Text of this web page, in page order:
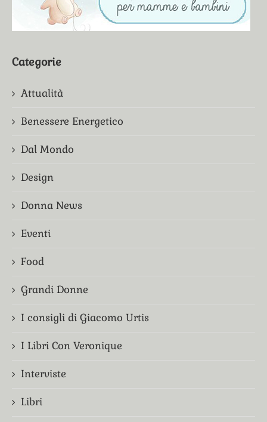
Categorie
Attualità
Benessere Energetico
Dal Mondo
Design
Donna News
Eventi
Food
Grandi Donne
I consigli di Giacomo Urtis
I Libri Con Veronique
Interviste
Libri